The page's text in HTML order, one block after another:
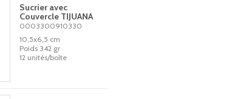
Sucrier avec
Couvercle TIJUANA
0003300910330
10,5x6,5 cm
Poids 342 gr
12 unités/boîte